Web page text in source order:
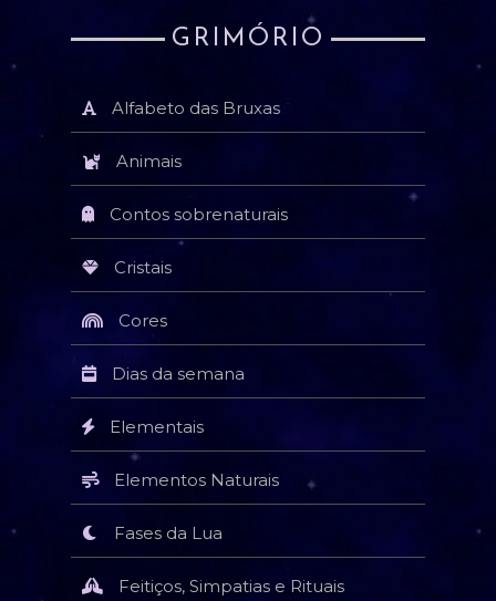
GRIMÓRIO
Alfabeto das Bruxas
Animais
Contos sobrenaturais
Cristais
Cores
Dias da semana
Elementais
Elementos Naturais
Fases da Lua
Feitiços, Simpatias e Rituais